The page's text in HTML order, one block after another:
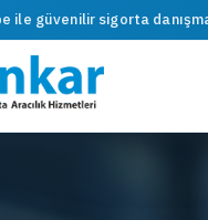
ile güvenilir sigorta